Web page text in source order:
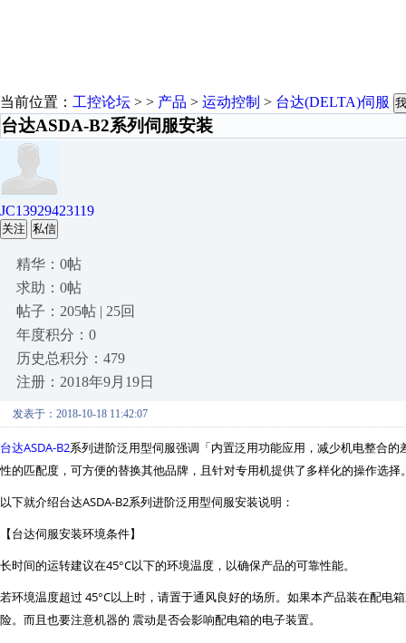
当前位置： 工控论坛 > > 产品 > 运动控制 > 台达(DELTA)伺服
台达ASDA-B2系列伺服安装
JC13929423119
关注 私信
精华：0帖
求助：0帖
帖子：205帖 | 25回
年度积分：0
历史总积分：479
注册：2018年9月19日
发表于：2018-10-18 11:42:07
台达ASDA-B2系列进阶泛用型伺服强调「内置泛用功能应用，减少机电整合
性的匹配度，可方便的替换其他品牌，且针对专用机提供了多样化的操作选择。
以下就介绍台达ASDA-B2系列进阶泛用型伺服安装说明：
【台达伺服安装环境条件】
长时间的运转建议在45°C以下的环境温度，以确保产品的可靠性能。
若环境温度超过45°C以上时，请置于通风良好的场所。如果本产品装在配电
险。而且也要注意机器的 震动是否会影响配电箱的电子装置。